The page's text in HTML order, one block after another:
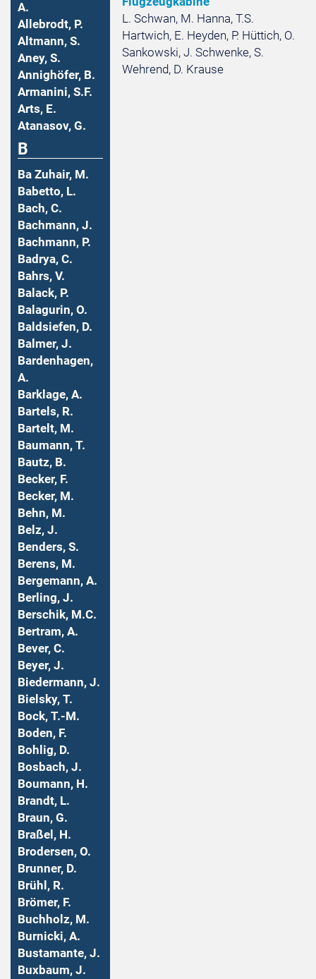
A.
Allebrodt, P.
Altmann, S.
Aney, S.
Annighöfer, B.
Armanini, S.F.
Arts, E.
Atanasov, G.
B
Ba Zuhair, M.
Babetto, L.
Bach, C.
Bachmann, J.
Bachmann, P.
Badrya, C.
Bahrs, V.
Balack, P.
Balagurin, O.
Baldsiefen, D.
Balmer, J.
Bardenhagen,
A.
Barklage, A.
Bartels, R.
Bartelt, M.
Baumann, T.
Bautz, B.
Becker, F.
Becker, M.
Behn, M.
Belz, J.
Benders, S.
Berens, M.
Bergemann, A.
Berling, J.
Berschik, M.C.
Bertram, A.
Bever, C.
Beyer, J.
Biedermann, J.
Bielsky, T.
Bock, T.-M.
Boden, F.
Bohlig, D.
Bosbach, J.
Boumann, H.
Brandt, L.
Braun, G.
Braßel, H.
Brodersen, O.
Brunner, D.
Brühl, R.
Brömer, F.
Buchholz, M.
Burnicki, A.
Bustamante, J.
Buxbaum, J.
L. Schwan, M. Hanna, T.S.
Hartwich, E. Heyden, P. Hüttich, O.
Sankowski, J. Schwenke, S.
Wehrend, D. Krause